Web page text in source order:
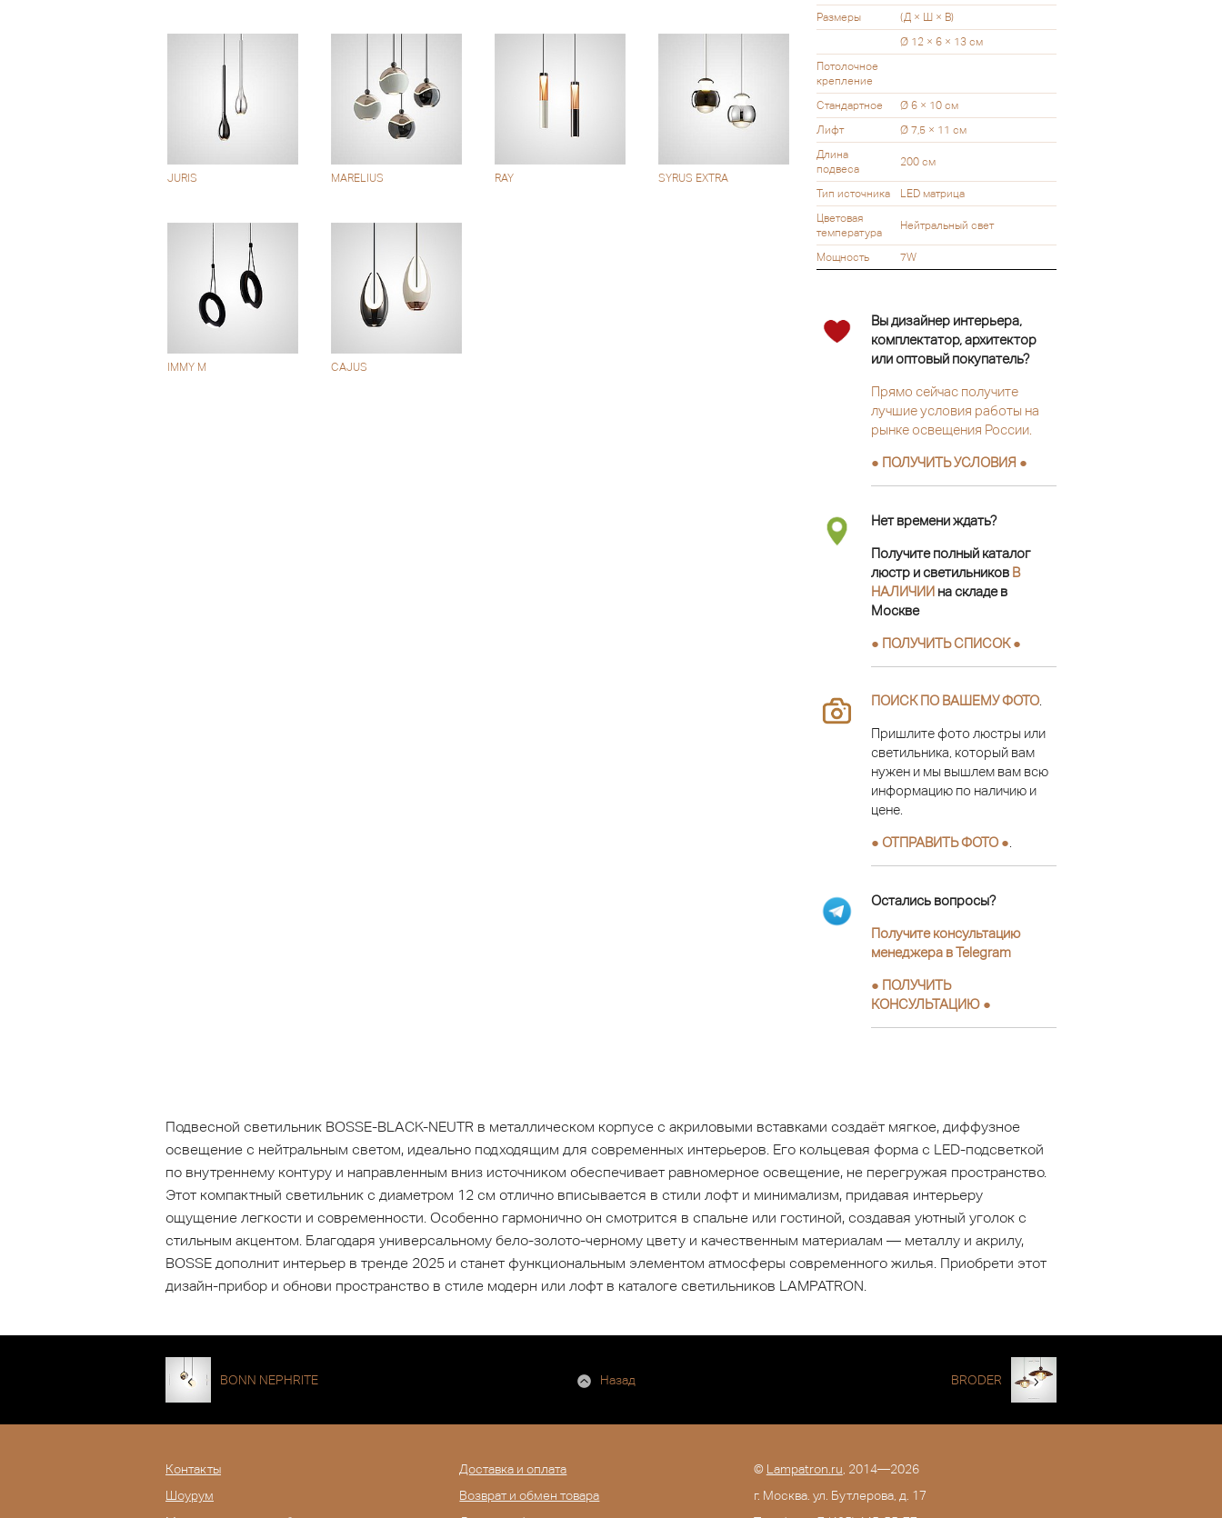
JURIS MARELIUS RAY SYRUS EXTRA
IMMY M CAJUS
Размеры
(Д × Ш × В)
Ø 12 × 6 × 13 см
Потолочное
крепление
Стандартное
Ø 6 × 10 см
Лифт
Ø 7,5 × 11 см
Длина
подвеса
200 см
Тип источника
LED матрица
Цветовая
температура
Нейтральный свет
Мощность 7W
Вы дизайнер интерьера,
комплектатор, архитектор
или оптовый покупатель?
Прямо сейчас получите
лучшие условия работы на
рынке освещения России.
● ПОЛУЧИТЬ УСЛОВИЯ ●
Нет времени ждать?
Получите полный каталог
люстр и светильников В
НАЛИЧИИ на складе в
Москве
● ПОЛУЧИТЬ СПИСОК ●
ПОИСК ПО ВАШЕМУ ФОТО
Пришлите фото люстры или
светильника, который вам
нужен и мы вышлем вам всю
информацию по наличию и
цене.
● ОТПРАВИТЬ ФОТО ●
Остались вопросы?
Получите консультацию
менеджера в Telegram
● ПОЛУЧИТЬ
КОНСУЛЬТАЦИЮ ●
Подвесной светильник BOSSE-BLACK-NEUTR в металлическом корпусе с акриловыми вставками создаёт мягкое, диффузное
освещение с нейтральным светом, идеально подходящим для современных интерьеров. Его кольцевая форма с LED-подсветкой
по внутреннему контуру и направленным вниз источником обеспечивает равномерное освещение, не перегружая пространство.
Этот компактный светильник с диаметром 12 см отлично вписывается в стили лофт и минимализм, придавая интерьеру
ощущение легкости и современности. Особенно гармонично он смотрится в спальне или гостиной, создавая уютный уголок с
стильным акцентом. Благодаря универсальному бело-золото-черному цвету и качественным материалам — металлу и акрилу,
BOSSE дополнит интерьер в тренде 2025 и станет функциональным элементом атмосферы современного жилья. Приобрети этот
дизайн-прибор и обнови пространство в стиле модерн или лофт в каталоге светильников LAMPATRON.
BONN NEPHRITE Назад BRODER
Контакты
Шоурум
Доставка и оплата
Возврат и обмен товара
© Lampatron.ru , 2014—2026
г. Москва. ул. Бутлерова, д. 17